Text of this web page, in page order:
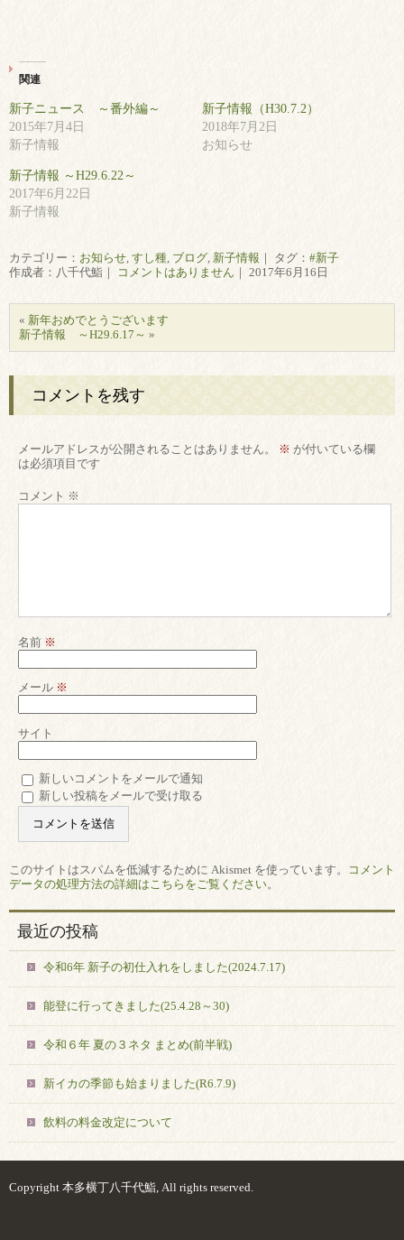
関連
新子ニュース ～番外編～
2015年7月4日
新子情報
新子情報（H30.7.2）
2018年7月2日
お知らせ
新子情報 ～H29.6.22～
2017年6月22日
新子情報
カテゴリー： お知らせ, すし種, ブログ, 新子情報 ｜ タグ： #新子
作成者：八千代鮨｜
コメントはありません ｜ 2017年6月16日
« 新年おめでとうございます
新子情報 ～H29.6.17～ »
コメントを残す
メールアドレスが公開されることはありません。 ※ が付いている欄
は必須項目です
コメント ※
名前 ※
メール ※
サイト
新しいコメントをメールで通知
新しい投稿をメールで受け取る
このサイトはスパムを低減するために Akismet を使っています。
コメント
データの処理方法の詳細はこちらをご覧ください。
最近の投稿
令和6年 新子の初仕入れをしました(2024.7.17)
能登に行ってきました(25.4.28～30)
令和６年 夏の３ネタ まとめ(前半戦)
新イカの季節も始まりました(R6.7.9)
飲料の料金改定について
Copyright 本多横丁八千代鮨, All rights reserved.